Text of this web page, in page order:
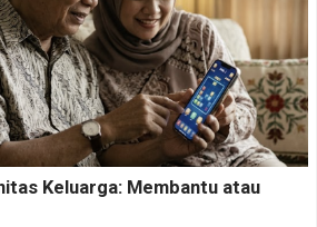
Keluarga: Membantu atau